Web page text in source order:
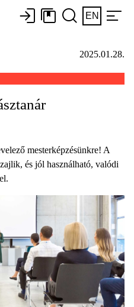
EN
2025.01.28.
mesterképzésünkre! A
és jól használható, valódi